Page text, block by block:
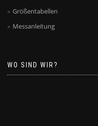
Größentabellen
Messanleitung
WO SIND WIR?